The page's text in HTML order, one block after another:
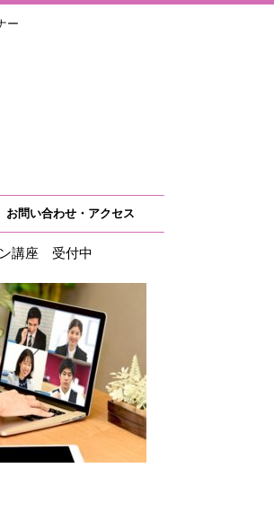
ー
お問い合わせ・アクセス
講座 受付中